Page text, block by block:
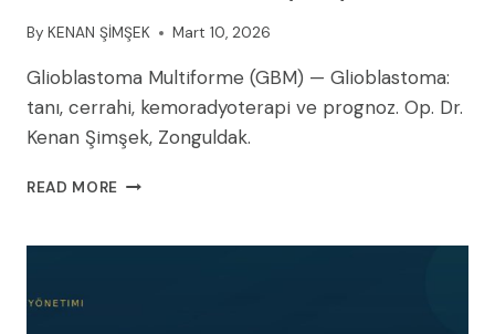
By KENAN ŞİMŞEK Mart 10, 2026
Glioblastoma Multiforme (GBM) — Glioblastoma:
tanı, cerrahi, kemoradyoterapi ve prognoz. Op. Dr.
Kenan Şimşek, Zonguldak.
READ MORE GLIOBLASTOMA